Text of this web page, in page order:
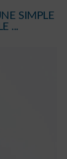
SIMPLE
...